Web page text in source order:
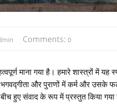
Comments: 0
माना गया है। हमारे शास्त्रों में
और पुराणों में कर्म और उसके
हुए संवाद के रूप में प्रस्तुत किया गया